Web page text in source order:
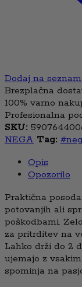
Dodaj na
Brezplačna
100% varno
Profesionalna
SKU:
NEGA Tag:
Opis
Opozorilo
Praktična
potovanjih ali
poškodbami.
za pritrditev na
Lahko drži do 2
ujemajo z
spominja na